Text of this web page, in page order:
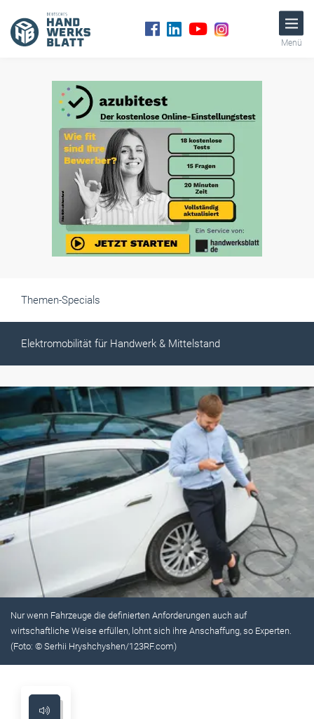
Menü
Themen-Specials
Elektromobilität für Handwerk & Mittelstand
Nur wenn Fahrzeuge die definierten Anforderungen auch auf
wirtschaftliche Weise erfüllen, lohnt sich ihre Anschaffung, so Experten.
(Foto: © Serhii Hryshchyshen/123RF.com)